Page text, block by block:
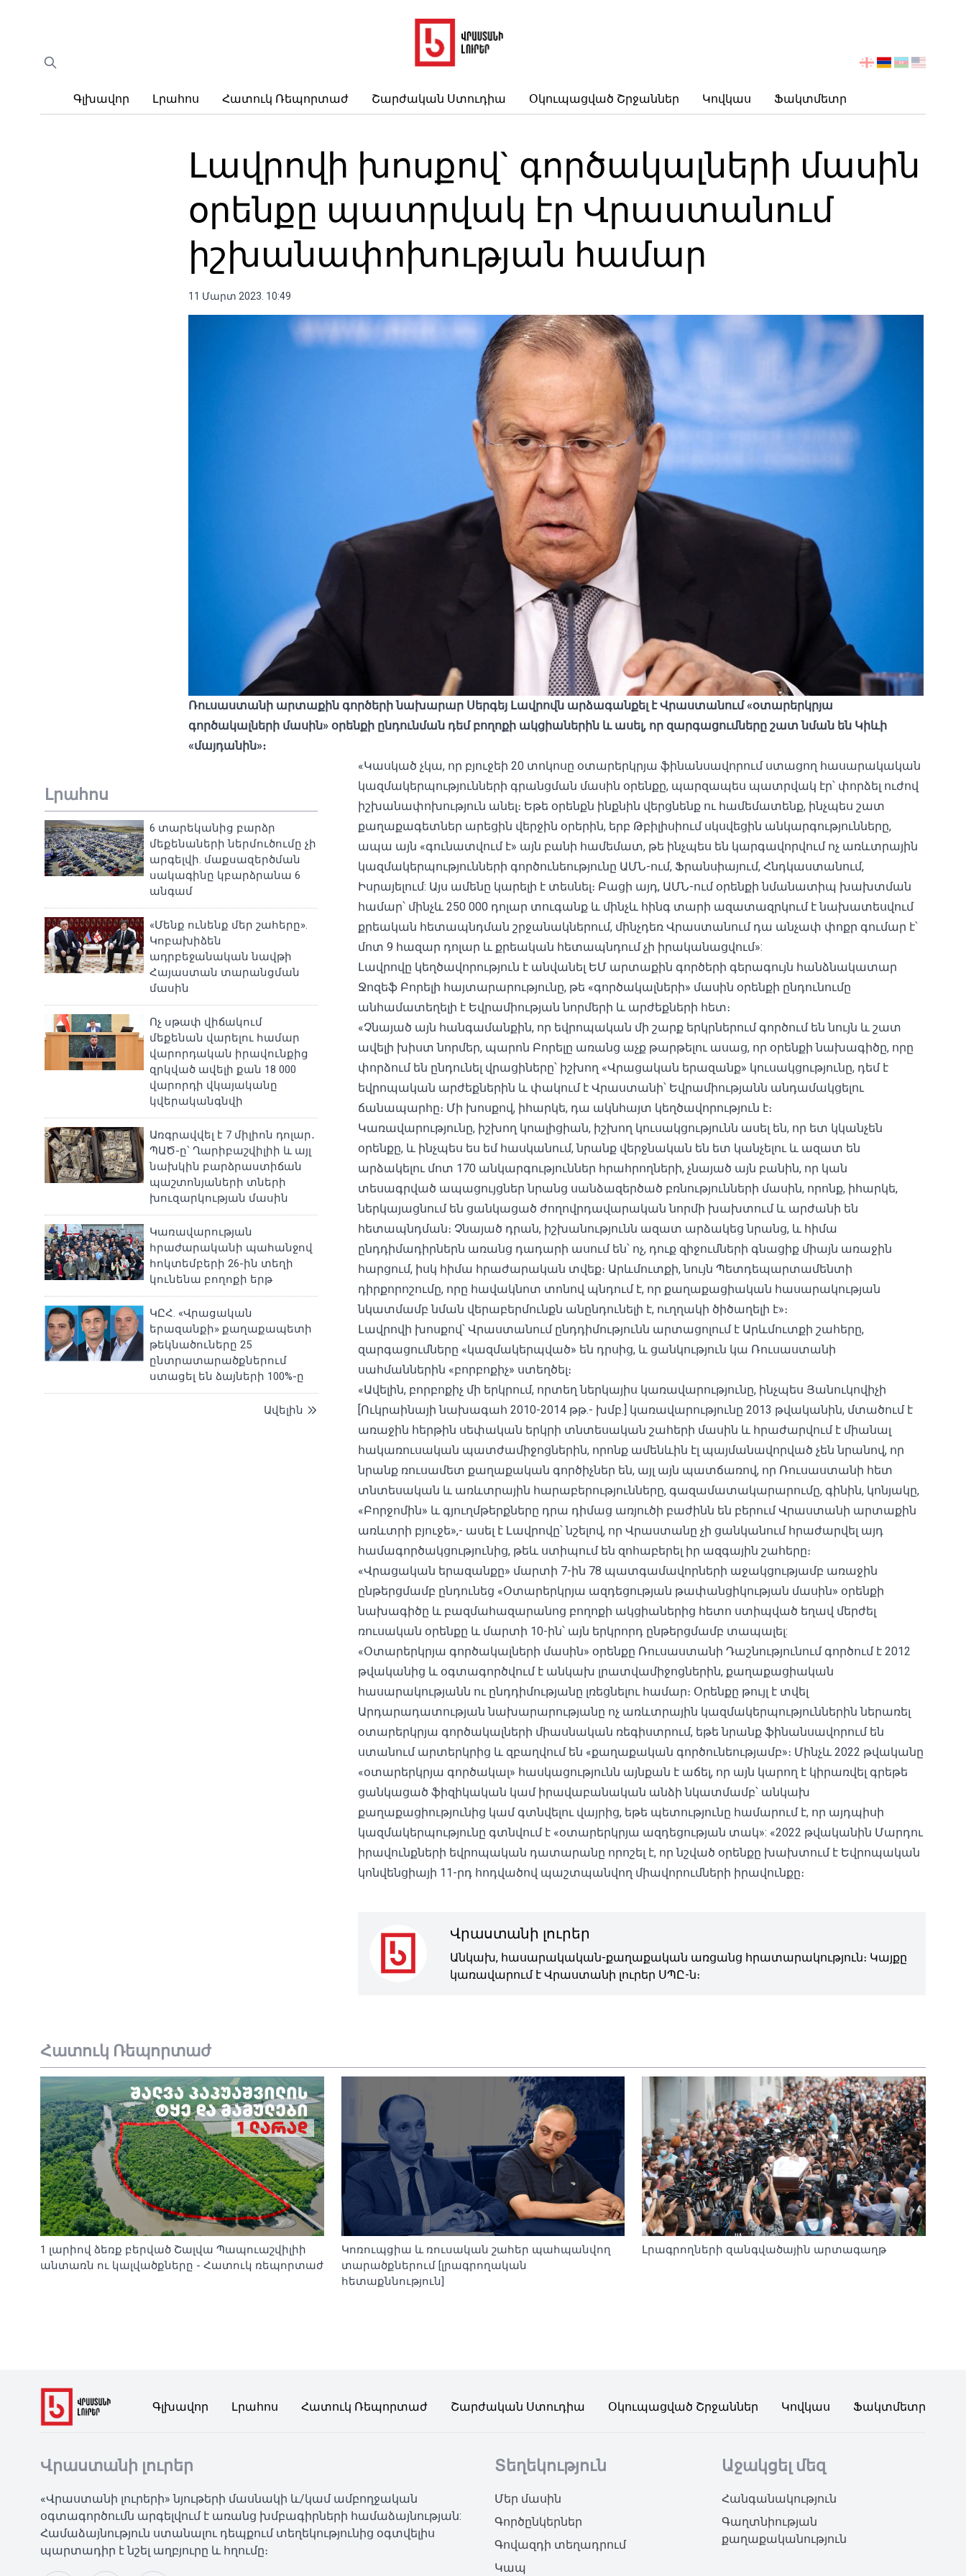
Գլխավոր Լրահոս Հատուկ Ռեպորտաժ Շարժական Ստուդիա Օկուպացված Շրջաններ Կովկաս Ֆակտմետր
აირჩიეთ
Լավրովի խոսքով` գործակալների մասին
օրենքը պատրվակ էր Վրաստանում
իշխանափոխության համար
11 Մարտ 2023. 10:49
Ռուսաստանի արտաքին գործերինախարար Սերգեյ Լավրովն արձագանքել էՎրաստանում «օտարերկրյա
գործակալների մասին» օրենքի ընդունման դեմ բողոքի ակցիաներին և ասել, որ զարգացումները շատնման են Կիևի
«մայդանին»։
Լրահոս
6 տարեկանից բարձր
մեքենաների ներմուծումը չի
արգելվի. մաքսազերծման
սակագինը կբարձրանա 6
անգամ
«Մենք ունենք մեր շահերը».
Կոբախիձեն
ադրբեջանական նավթի
Հայաստան տարանցման
մասին
Ոչ սթափ վիճակում
մեքենան վարելու համար
վարորդական իրավունքից
զրկված ավելի քան 18 000
վարորդի վկայականը
կվերականգնվի
Առգրավվել է 7 միլիոն դոլար․
ՊԱԾ-ը՝ Ղարիբաշվիլիի և այլ
նախկին բարձրաստիճան
պաշտոնյաների տների
խուզարկության մասին
Կառավարության
հրաժարականի պահանջով
հոկտեմբերի 26-ին տեղի
կունենա բողոքի երթ
ԿԸՀ. «Վրացական
երազանքի» քաղաքապետի
թեկնածուները 25
ընտրատարածքներում
ստացել են ձայների 100%-ը
Ավելին
«Կասկած չկա, որ բյուջեի 20 տոկոսը օտարերկրյա ֆինանսավորում ստացող հասարակական
կազմակերպությունների գրանցման մասին օրենքը, պարզապես պատրվակ էր՝ փորձել ուժով
իշխանափոխություն անել։ Եթե ​​օրենքն ինքնին վերցնենք ու համեմատենք, ինչպես շատ
քաղաքագետներ արեցին վերջին օրերին, երբ Թբիլիսիում սկսվեցին անկարգությունները,
ապա այն «գունատվում է» այն ​​բանի համեմատ, թե ինչպես են կարգավորվում ոչ առևտրային
կազմակերպությունների գործունեությունը ԱՄՆ-ում, Ֆրանսիայում, Հնդկաստանում,
Իսրայելում: Այս ամենը կարելի է տեսնել։ Բացի այդ, ԱՄՆ-ում օրենքի նմանատիպ խախտման
համար՝ մինչև 250 000 դոլար տուգանք և մինչև հինգ տարի ազատազրկում է նախատեսվում
քրեական հետապնդման շրջանակներում, մինչդեռ Վրաստանում դա անչափ փոքր գումար է՝
մոտ 9 հազար դոլար և քրեական հետապնդում չի իրականացվում»:
Լավրովը կեղծավորություն է անվանել ԵՄ արտաքին գործերի գերագույն հանձնակատար
Ջոզեֆ Բորելի հայտարարությունը, թե «գործակալների» մասին օրենքի ընդունումը
անհամատեղելի է Եվրամիության նորմերի և արժեքների հետ։
«Չնայած այն հանգամանքին, որ եվրոպական մի շարք երկրներում գործում են նույն և շատ
ավելի խիստ նորմեր, պարոն Բորելը առանց աչք թարթելու ասաց, որ օրենքի նախագիծը, որը
փորձում են ընդունել վրացիները՝ իշխող «Վրացական երազանք» կուսակցությունը, դեմ է
եվրոպական արժեքներին և փակում է Վրաստանի՝ Եվրամիությանն անդամակցելու
ճանապարհը։ Մի խոսքով, իհարկե, դա ակնհայտ կեղծավորություն է։
Կառավարությունը, իշխող կոալիցիան, իշխող կուսակցությունն ասել են, որ ետ կկանչեն
օրենքը, և ինչպես ես եմ հասկանում, նրանք վերջնական են ետ կանչելու և ազատ են
արձակելու մոտ 170 անկարգություններ հրահրողների, չնայած այն բանին, որ կան
տեսագրված ապացույցներ նրանց սանձազերծած բռնությունների մասին, որոնք, իհարկե,
ներկայացնում են ցանկացած ժողովրդավարական նորմի խախտում և արժանի են
հետապնդման։ Չնայած դրան, իշխանությունն ազատ արձակեց նրանց, և հիմա
ընդդիմադիրներն առանց դադարի ասում են՝ ոչ, դուք զիջումների գնացիք միայն առաջին
հարցում, իսկ հիմա հրաժարական տվեք։ Արևմուտքի, նույն Պետդեպարտամենտի
դիրքորոշումը, որը հավակնոտ տոնով պնդում է, որ քաղաքացիական հասարակության
նկատմամբ նման վերաբերմունքն անընդունելի է, ուղղակի ծիծաղելի է»։
Լավրովի խոսքով՝ Վրաստանում ընդդիմությունն արտացոլում է Արևմուտքի շահերը,
զարգացումները «կազմակերպված» են դրսից, և ցանկություն կա Ռուսաստանի
սահմաններին «բորբոքիչ» ստեղծել։
«Ավելին, բորբոքիչ մի երկրում, որտեղ ներկայիս կառավարությունը, ինչպես Յանուկովիչի
[Ուկրաինայի նախագահ 2010-2014 թթ.- խմբ.] կառավարությունը 2013 թվականին, մտածում է
առաջին հերթին սեփական երկրի տնտեսական շահերի մասին և հրաժարվում է միանալ
հակառուսական պատժամիջոցներին, որոնք ամենևին էլ պայմանավորված չեն նրանով, որ
նրանք ռուսամետ քաղաքական գործիչներ են, այլ այն պատճառով, որ Ռուսաստանի հետ
տնտեսական և առևտրային հարաբերությունները, գազամատակարարումը, գինին, կոնյակը,
«Բորջոմին» և գյուղմթերքները դրա դիմաց առյուծի բաժինն են բերում Վրաստանի արտաքին
առևտրի բյուջե»,- ասել է Լավրովը՝ նշելով, որ Վրաստանը չի ցանկանում հրաժարվել այդ
համագործակցությունից, թեև ստիպում են զոհաբերել իր ազգային շահերը։
«Վրացական երազանքը» մարտի 7-ին 78 պատգամավորների աջակցությամբ առաջին
ընթերցմամբ ընդունեց «Օտարերկրյա ազդեցության թափանցիկության մասին» օրենքի
նախագիծը և բազմահազարանոց բողոքի ակցիաներից հետո ստիպված եղավ մերժել
ռուսական օրենքը և մարտի 10-ին՝ այն երկրորդ ընթերցմամբ տապալել:
«Օտարերկրյա գործակալների մասին» օրենքը Ռուսաստանի Դաշնությունում գործում է 2012
թվականից և օգտագործվում է անկախ լրատվամիջոցներին, քաղաքացիական
հասարակությանն ու ընդդիմությանը լռեցնելու համար։ Օրենքը թույլ է տվել
Արդարադատության նախարարությանը ոչ առևտրային կազմակերպություններին ներառել
օտարերկրյա գործակալների միասնական ռեգիստրում, եթե նրանք ֆինանսավորում են
ստանում արտերկրից և զբաղվում են «քաղաքական գործունեությամբ»։ Մինչև 2022 թվականը
«օտարերկրյա գործակալ» հասկացությունն այնքան է աճել, որ այն կարող է կիրառվել գրեթե
ցանկացած ֆիզիկական կամ իրավաբանական անձի նկատմամբ՝ անկախ
քաղաքացիությունից կամ գտնվելու վայրից, եթե պետությունը համարում է, որ այդպիսի
կազմակերպությունը գտնվում է «օտարերկրյա ազդեցության տակ»: «2022 թվականին Մարդու
իրավունքների եվրոպական դատարանը որոշել է, որ նշված օրենքը խախտում է Եվրոպական
կոնվենցիայի 11-րդ հոդվածով պաշտպանվող միավորումների իրավունքը։
Վրաստանի լուրեր
Անկախ, հասարակական-քաղաքական առցանց հրատարակություն։ Կայքը
կառավարում է Վրաստանի լուրեր ՍՊԸ-ն։
Հատուկ Ռեպորտաժ
1 լարիով ձեռք բերված Շալվա Պապուաշվիլիի
անտառն ու կալվածքները - Հատուկ ռեպորտաժ
Կոռուպցիա և ռուսական շահեր պահպանվող
տարածքներում [լրագրողական
հետաքննություն]
Լրագրողների զանգվածային արտագաղթ
Գլխավոր Լրահոս Հատուկ Ռեպորտաժ Շարժական Ստուդիա Օկուպացված Շրջաններ Կովկաս Ֆակտմետր
Վրաստանի լուրեր
«Վրաստանի լուրերի» նյութերի մասնակի և/կամ ամբողջական
օգտագործումն արգելվում է առանց խմբագիրների համաձայնության:
Համաձայնություն ստանալու դեպքում տեղեկությունից օգտվելիս
պարտադիր է նշել աղբյուրը և հղումը։
Տեղեկություն
Մեր մասին
Գործընկերներ
Գովազդի տեղադրում
Կապ
Աջակցել մեզ
Հանգանակություն
Գաղտնիության
քաղաքականություն